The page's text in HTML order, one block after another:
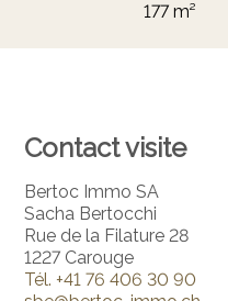
177 m²
Contact visite
Bertoc Immo SA
Sacha Bertocchi
Rue de la Filature 28
1227 Carouge
Tél. +41 76 406 30 90